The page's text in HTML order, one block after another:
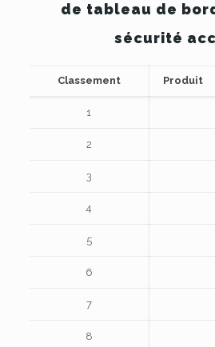
de tableau de
sécurité
Classement Produit
1
2
3
4
5
6
7
8